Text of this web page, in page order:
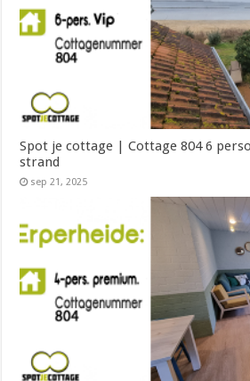
Spot je cottage | Cottage 804 6
strand
sep 21, 2025